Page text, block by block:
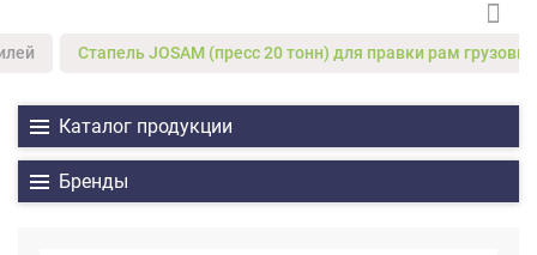
Стапель JOSAM (пресс 20 тонн) для правки рам
Каталог продукции
Бренды